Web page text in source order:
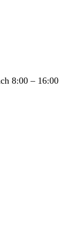
8:00 – 16:00